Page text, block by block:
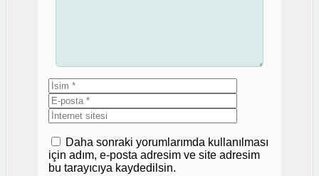
İsim
posta
sitesi
Daha sonraki yorumlarımda kullanılması
için adım, e-posta adresim ve site adresim
bu tarayıcıya kaydedilsin.